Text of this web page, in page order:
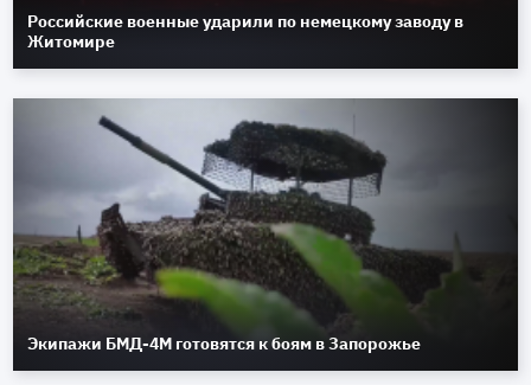
Российские военные ударили по немецкому заводу в
Житомире
Экипажи БМД-4М готовятся к боям в Запорожье